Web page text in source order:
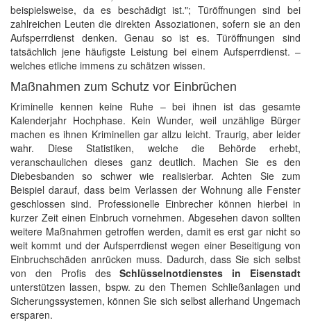
beispielsweise, da es beschädigt ist."; Türöffnungen sind bei
zahlreichen Leuten die direkten Assoziationen, sofern sie an den
Aufsperrdienst denken. Genau so ist es. Türöffnungen sind
tatsächlich jene häufigste Leistung bei einem Aufsperrdienst. –
welches etliche immens zu schätzen wissen.
Maßnahmen zum Schutz vor Einbrüchen
Kriminelle kennen keine Ruhe – bei ihnen ist das gesamte
Kalenderjahr Hochphase. Kein Wunder, weil unzählige Bürger
machen es ihnen Kriminellen gar allzu leicht. Traurig, aber leider
wahr. Diese Statistiken, welche die Behörde erhebt,
veranschaulichen dieses ganz deutlich. Machen Sie es den
Diebesbanden so schwer wie realisierbar. Achten Sie zum
Beispiel darauf, dass beim Verlassen der Wohnung alle Fenster
geschlossen sind. Professionelle Einbrecher können hierbei in
kurzer Zeit einen Einbruch vornehmen. Abgesehen davon sollten
weitere Maßnahmen getroffen werden, damit es erst gar nicht so
weit kommt und der Aufsperrdienst wegen einer Beseitigung von
Einbruchschäden anrücken muss. Dadurch, dass Sie sich selbst
von den Profis desSchlüsselnotdienstes in Eisenstadt
unterstützen lassen, bspw. zu den Themen Schließanlagen und
Sicherungssystemen, können Sie sich selbst allerhand Ungemach
ersparen.